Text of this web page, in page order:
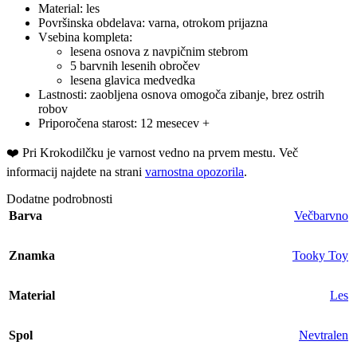
Material: les
Površinska obdelava: varna, otrokom prijazna
Vsebina kompleta:
lesena osnova z navpičnim stebrom
5 barvnih lesenih obročev
lesena glavica medvedka
Lastnosti: zaobljena osnova omogoča zibanje, brez ostrih
robov
Priporočena starost: 12 mesecev +
❤️ ️Pri Krokodilčku je varnost vedno na prvem mestu. Več
informacij najdete na strani varnostna opozorila.
Dodatne podrobnosti
Barva
Večbarvno
Znamka Tooky Toy
Material Les
Spol Nevtralen